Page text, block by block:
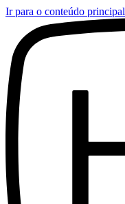
Ir para o conteúdo principal